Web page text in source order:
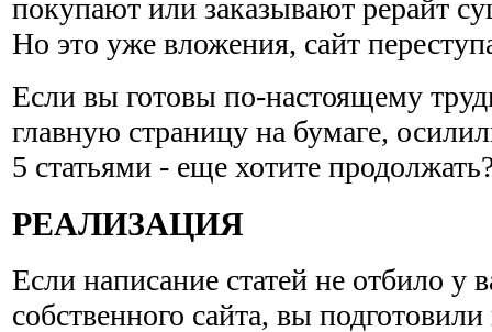
покупают или заказывают рерайт
Но это уже вложения, сайт
Если вы готовы по-настоящему
главную страницу на бумаге,
5 статьями - еще хотите
РЕАЛИЗАЦИЯ
Если написание статей не отбило у
собственного сайта, вы